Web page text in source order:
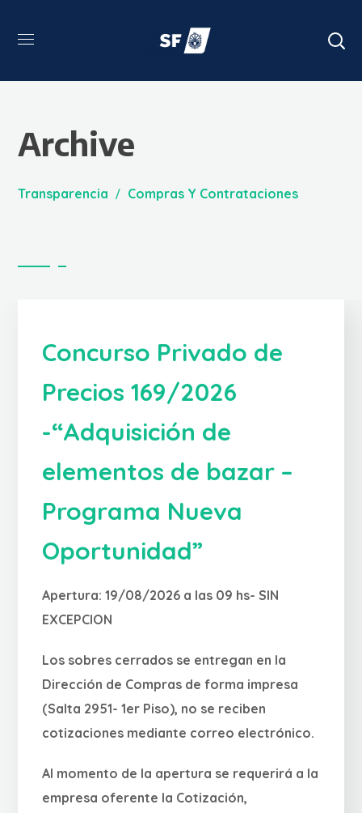
Archive
Transparencia Compras Y Contrataciones
Concurso Privado de
Precios 169/2026
-“Adquisición de
elementos de bazar –
Programa Nueva
Oportunidad”
Apertura: 19/08/2026 a las 09 hs- SIN
EXCEPCION
Los sobres cerrados se entregan en la
Dirección de Compras de forma impresa
(Salta 2951- 1er Piso), no se reciben
cotizaciones mediante correo electrónico.
Al momento de la apertura se requerirá a la
empresa oferente la Cotización,